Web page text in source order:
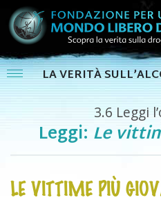
LA VERITÀ
3.6 Leggi
Leggi: Le
LE VITTIME PIÙ